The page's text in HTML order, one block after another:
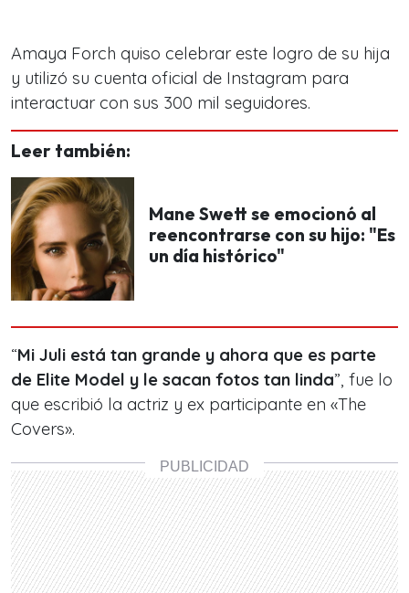
Amaya Forch quiso celebrar este logro de su hija
y utilizó su cuenta oficial de Instagram para
interactuar con sus 300 mil seguidores.
Leer también:
Mane Swett se emocionó al
reencontrarse con su hijo: "Es
un día histórico"
“Mi Juli está tan grande y ahora que es parte
de Elite Model y le sacan fotos tan linda”, fue lo
que escribió la actriz y ex participante en «The
Covers».